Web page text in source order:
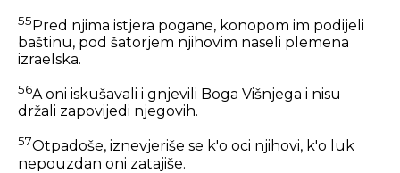
55Pred njima istjera pogane, konopom im podijeli
baštinu, pod šatorjem njihovim naseli plemena
izraelska.
56A oni iskušavali i gnjevili Boga Višnjega i nisu
držali zapovijedi njegovih.
57Otpadoše, iznevjeriše se k'o oci njihovi, k'o luk
nepouzdan oni zatajiše.